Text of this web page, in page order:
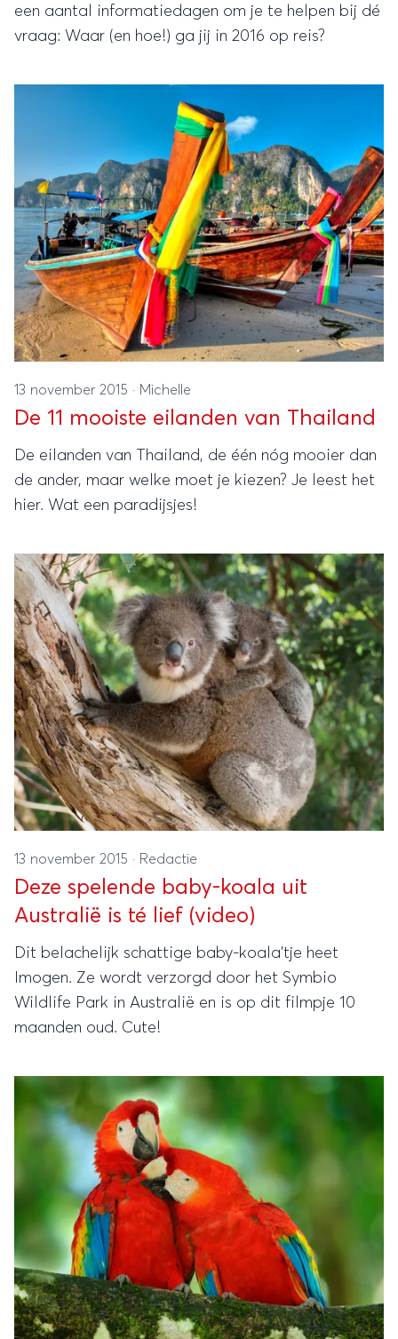
een aantal informatiedagen om je te helpen bij dé
vraag: Waar (en hoe!) ga jij in 2016 op reis?
13 november 2015 · Michelle
De 11 mooiste eilanden van Thailand
De eilanden van Thailand, de één nóg mooier dan
de ander, maar welke moet je kiezen? Je leest het
hier. Wat een paradijsjes!
13 november 2015 · Redactie
Deze spelende baby-koala uit
Australië is té lief (video)
Dit belachelijk schattige baby-koala'tje heet
Imogen. Ze wordt verzorgd door het Symbio
Wildlife Park in Australië en is op dit filmpje 10
maanden oud. Cute!